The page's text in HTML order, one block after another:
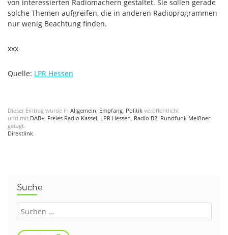
von interessierten Radiomachern gestaltet. Sie sollen gerade
solche Themen aufgreifen, die in anderen Radioprogrammen
nur wenig Beachtung finden.
xxx
Quelle: LPR Hessen
Dieser Eintrag wurde in Allgemein, Empfang, Politik veröffentlicht
und mit DAB+, Freies Radio Kassel, LPR Hessen, Radio B2, Rundfunk Meißner
getagt.
Direktlink.
Suche